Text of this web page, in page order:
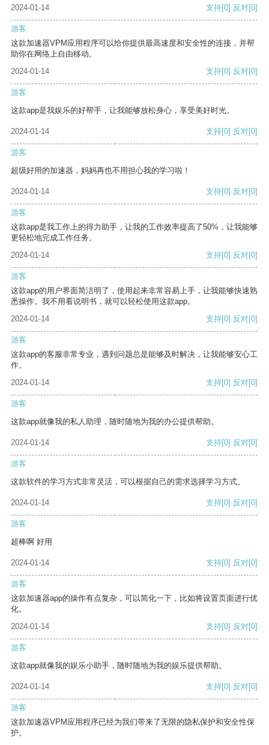
2024-01-14 支持[0] 反对[0]
游客
这款加速器VPM应用程序可以给你提供最高速度和安全性的连接，并帮
助你在网络上自由移动。
2024-01-14
支持[0] 反对[0]
游客
这款app是我娱乐的好帮手，让我能够放松身心，享受美好时光。
2024-01-14 支持[0] 反对[0]
游客
超级好用的加速器，妈妈再也不用担心我的学习啦！
2024-01-14 支持[0] 反对[0]
游客
这款app是我工作上的得力助手，让我的工作效率提高了50%，让我能够
更轻松地完成工作任务。
2024-01-14
支持[0] 反对[0]
游客
这款app的用户界面简洁明了，使用起来非常容易上手，让我能够快速熟
悉操作。我不用看说明书，就可以轻松使用这款app。
2024-01-14
支持[0] 反对[0]
游客
这款app的客服非常专业，遇到问题总是能够及时解决，让我能够安心工
作。
2024-01-14
支持[0] 反对[0]
游客
这款app就像我的私人助理，随时随地为我的办公提供帮助。
2024-01-14 支持[0] 反对[0]
游客
这款软件的学习方式非常灵活，可以根据自己的需求选择学习方式。
2024-01-14 支持[0] 反对[0]
游客
超棒啊 好用
2024-01-14 支持[0] 反对[0]
游客
这款加速器app的操作有点复杂，可以简化一下，比如将设置页面进行优
化。
2024-01-14
支持[0] 反对[0]
游客
这款app就像我的娱乐小助手，随时随地为我的娱乐提供帮助。
2024-01-14 支持[0] 反对[0]
游客
这款加速器VPM应用程序已经为我们带来了无限的隐私保护和安全性保
护。